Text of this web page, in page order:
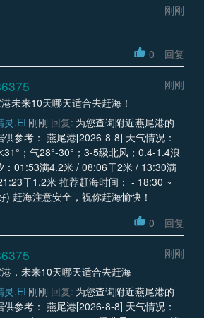
刚刚
0 回复
刚刚
未来10天哪天适合去赶海！
灵.EI 刚刚 回复: 为您查询附近燕尾港的
供参考： 燕尾港[2026-8-8] 天气情况：
31°；气28°-30°；3-5级北风；0.4-1.4浪
：01:53满4.2米 / 08:06干2米 / 13:30满
干1.2米 推荐赶海时间： - 18:30 ~
) 赶海注意安全，祝你赶海愉快！
0 回复
刚刚
，未来10天哪天适合去赶海
灵.EI 刚刚 回复: 为您查询附近燕尾港的
供参考： 燕尾港[2026-8-8] 天气情况：